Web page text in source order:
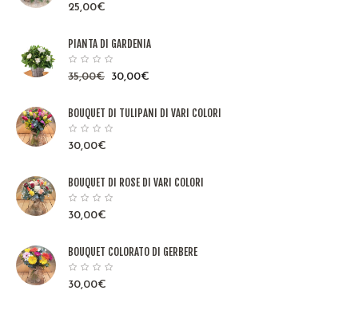
25,00€
PIANTA DI GARDENIA
35,00€ 30,00€
BOUQUET DI TULIPANI DI VARI COLORI
30,00€
BOUQUET DI ROSE DI VARI COLORI
30,00€
BOUQUET COLORATO DI GERBERE
30,00€